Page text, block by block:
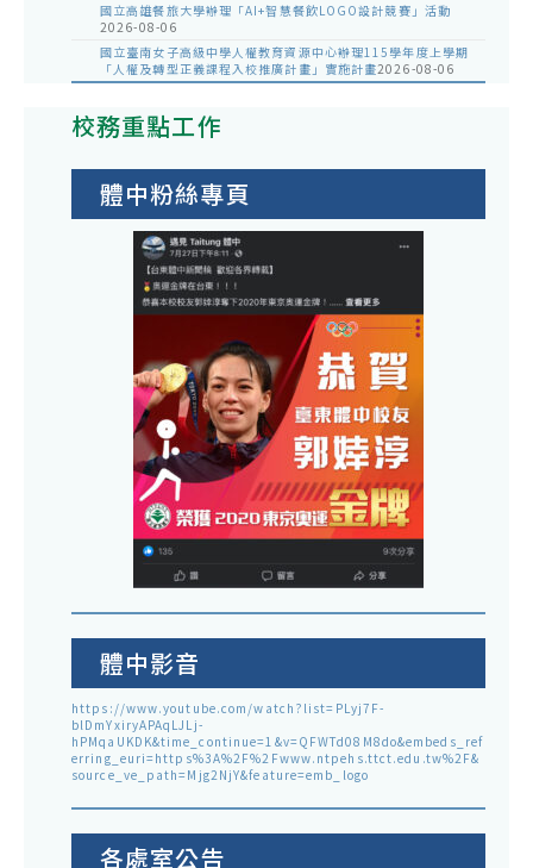
國立高雄餐旅大學辦理「AI+智慧餐飲LOGO設計競賽」活動
2026-08-06
國立臺南女子高級中學人權教育資源中心辦理115學年度上學期
「人權及轉型正義課程入校推廣計畫」實施計畫2026-08-06
校務重點工作
體中粉絲專頁
體中影音
https://www.youtube.com/watch?list=PLyj7F-
blDmYxiryAPAqLJLj-
hPMqaUKDK&time_continue=1&v=QFWTd08M8do&embeds_ref
erring_euri=https%3A%2F%2Fwww.ntpehs.ttct.edu.tw%2F&
source_ve_path=Mjg2NjY&feature=emb_logo
各處室公告